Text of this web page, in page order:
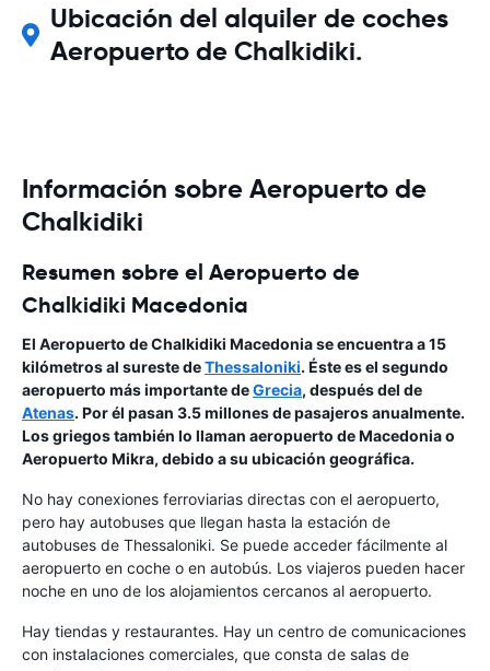
Ubicación del alquiler de coches
Aeropuerto de Chalkidiki.
Información sobre Aeropuerto de
Chalkidiki
Resumen sobre el Aeropuerto de
Chalkidiki Macedonia
El Aeropuerto de Chalkidiki Macedonia se encuentra a 15
kilómetros al sureste deThessaloniki. Éste es el segundo
aeropuerto más importante deGrecia, después del de
Atenas. Por él pasan 3.5 millones de pasajeros anualmente.
Los griegos también lo llaman aeropuerto de Macedonia o
Aeropuerto Mikra, debido a su ubicación geográfica.
No hay conexiones ferroviarias directas con el aeropuerto,
pero hay autobuses que llegan hasta la estación de
autobuses de Thessaloniki. Se puede acceder fácilmente al
aeropuerto en coche o en autobús. Los viajeros pueden hacer
noche en uno de los alojamientos cercanos al aeropuerto.
Hay tiendas y restaurantes. Hay un centro de comunicaciones
con instalaciones comerciales, que consta de salas de